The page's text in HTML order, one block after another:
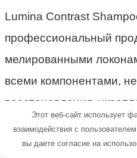
Lumina Contrast
профессиональный
мелированными
всеми компонентами,
восстановления,
Специальная формула
Этот веб-сайт использует
взаимодействия с
вы даете согласие на